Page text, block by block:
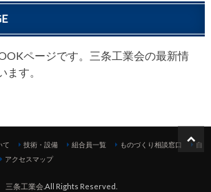
ページです。三条工業会の最新情
ます。
て 技術・設備 組合員一覧 ものづくり相談窓口
自
アクセスマップ
三条工業会.All Rights Reserved.